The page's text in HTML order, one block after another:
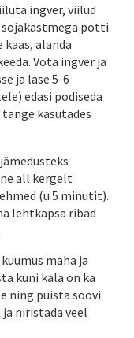
ingver, viilud
sojakastmega potti
alanda
Võta ingver ja
ja lase 5-6
edasi podiseda
tange kasutades
all kergelt
(u 5 minutit).
lehtkapsa ribad
maha ja
kuni kala on ka
ning puista soovi
niristada veel